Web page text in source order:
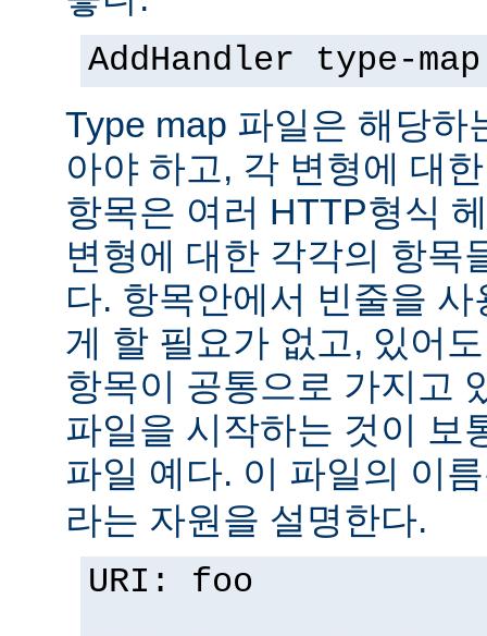
AddHandler type-
Type map 파일은 해당하
아야 하고, 각 변형에 대
항목은 여러 HTTP형식
변형에 대한 각각의 항목
다. 항목안에서 빈줄을
게 할 필요가 없고, 있어
항목이 공통으로 가지고
파일을 시작하는 것이 보
파일 예다. 이 파일의 이
라는 자원을 설명한다.
URI: foo